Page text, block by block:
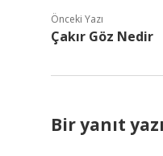
Önceki Yazı
Çakır Göz Nedir
Bir yanıt